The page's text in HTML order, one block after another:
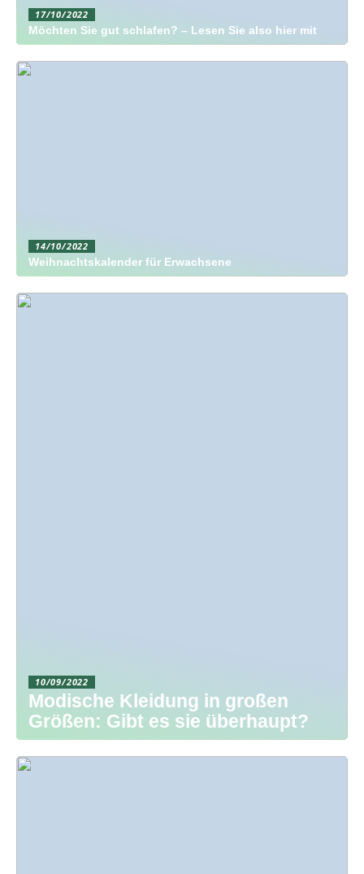
17/10/2022
Möchten Sie gut schlafen? – Lesen Sie also hier mit
14/10/2022
Weihnachtskalender für Erwachsene
10/09/2022
Modische Kleidung in großen
Größen: Gibt es sie überhaupt?